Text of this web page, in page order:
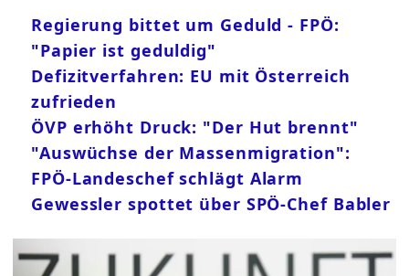
Regierung bittet um Geduld - FPÖ:
"Papier ist geduldig"
Defizitverfahren: EU mit Österreich
zufrieden
ÖVP erhöht Druck: "Der Hut brennt"
"Auswüchse der Massenmigration":
FPÖ-Landeschef schlägt Alarm
Gewessler spottet über SPÖ-Chef Babler